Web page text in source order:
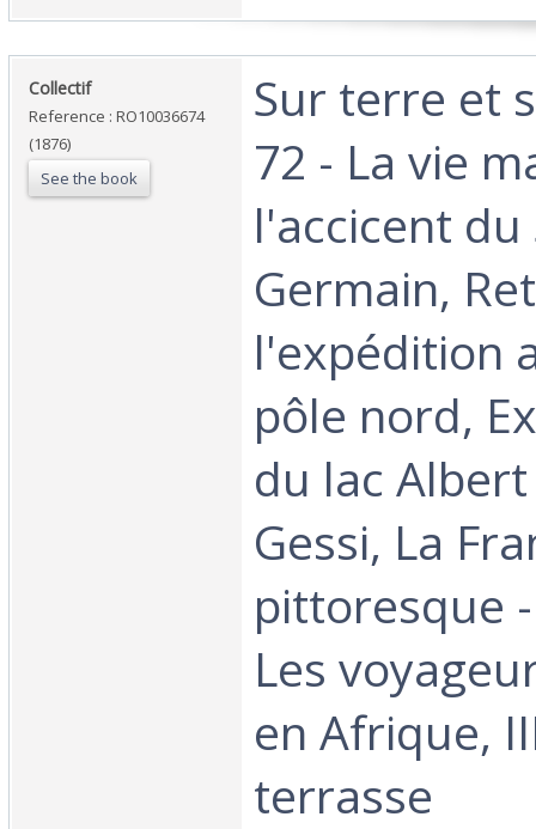
‎Collectif‎
Reference : RO10036674
(1876)
See the book
‎Sur terre et
72 - La vie
l'accicent du
Germain,
l'expédition
pôle nord,
du lac
Gessi, La
pittoresque
Les
en Afrique,
terrasse‎